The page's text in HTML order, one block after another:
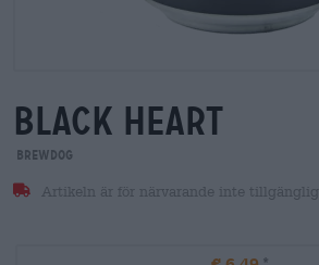
black heart
BrewDog
Artikeln är för närvarande inte tillgänglig